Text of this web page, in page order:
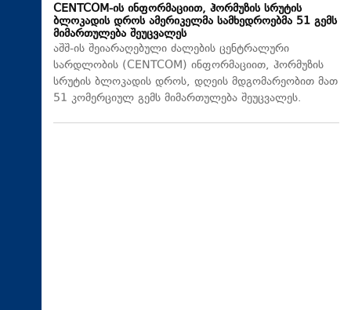
CENTCOM-ის ინფორმაციით, ჰორმუზის სრუტის
ბლოკადის დროს ამერიკელმა სამხედროებმა 51 გემს
მიმართულება შეუცვალეს
აშშ-ის შეიარაღებული ძალების ცენტრალური
სარდლობის (CENTCOM) ინფორმაციით, ჰორმუზის
სრუტის ბლოკადის დროს, დღეის მდგომარეობით მათ
51 კომერციულ გემს მიმართულება შეუცვალეს.